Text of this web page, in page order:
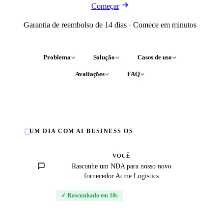
Começar
Garantia de reembolso de 14 dias · Comece em minutos
Problema Solução Casos de uso
Avaliações FAQ
UM DIA COM AI BUSINESS OS
VOCÊ
Rascunhe um NDA para nosso novo
fornecedor Acme Logistics
✓ Rascunhado em 18s